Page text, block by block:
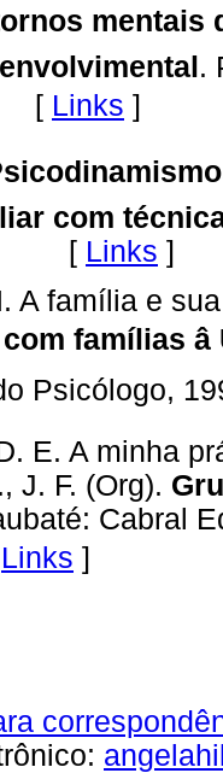
mentais
.
[ Links ]
com
[ Links ]
A família e
famílias
Psicólogo,
E. A minha
J. F. (Org).
Cabral
Links ]